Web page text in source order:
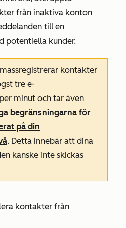
från inaktiva konton
till en
potentiella kunder.
kontakter
tre e-
minut och tar även
begränsningarna för
på din
. Detta innebär att dina
kanske inte skickas
kontakter från